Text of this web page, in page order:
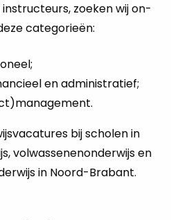
zoe­ken wij on­
ca­te­gorieën:
en administratief;
bij scho­len in
vol­was­se­nen­on­der­wijs en
in Noord-Brabant.